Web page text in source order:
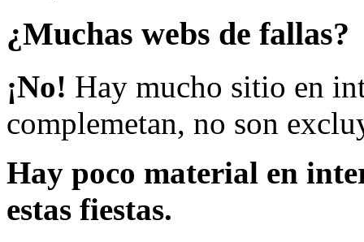
¿Muchas webs de fallas?
¡No! Hay mucho sitio en
complemetan, no son
Hay poco material en
estas fiestas.